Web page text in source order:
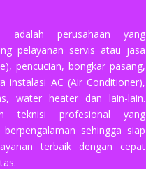
adalah perusahaan yang
pelayanan servis atau jasa
pencucian, bongkar pasang,
instalasi AC (Air Conditioner),
water heater dan lain-lain.
teknisi profesional yang
sehingga siap
terbaik dengan cepat